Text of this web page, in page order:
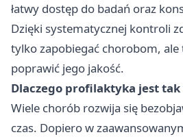
łatwy dostęp do badań oraz
Dzięki systematycznej kontroli
tylko zapobiegać chorobom, ale
poprawić jego jakość.
Dlaczego profilaktyka jest tak
Wiele chorób rozwija się
czas. Dopiero w